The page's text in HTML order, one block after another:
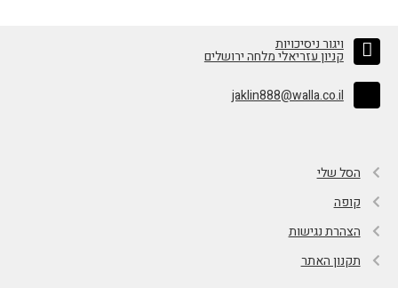
ויגור ניסיכויות
קניון עזריאלי מלחה ירושלים
jaklin888@walla.co.il
הסל שלי
קופה
הצהרת נגישות
תקנון האתר